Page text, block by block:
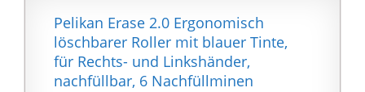
gehört das
Unternehmen bis heute
zu den führenden
Herstellern von
Pelikan Erase 2.0 Ergonomisch
löschbarer Roller mit blauer Tinte,
für Rechts- und Linkshänder,
nachfüllbar, 6 Nachfüllminen